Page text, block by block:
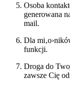
Osoba
generowana
mail.
Dla
funkcji.
Droga do
zawsze Cię